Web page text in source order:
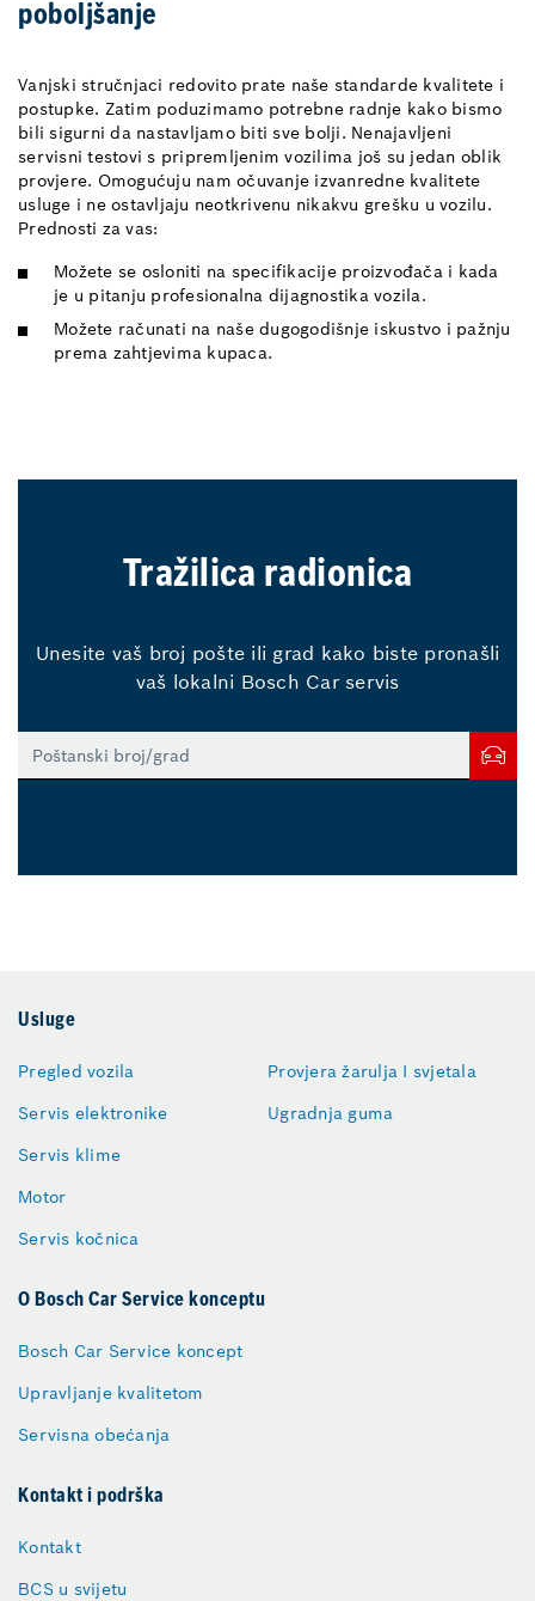
poboljšanje
Vanjski stručnjaci redovito prate naše standarde kvalitete i
postupke. Zatim poduzimamo potrebne radnje kako bismo
bili sigurni da nastavljamo biti sve bolji. Nenajavljeni
servisni testovi s pripremljenim vozilima još su jedan oblik
provjere. Omogućuju nam očuvanje izvanredne kvalitete
usluge i ne ostavljaju neotkrivenu nikakvu grešku u vozilu.
Prednosti za vas:
Možete se osloniti na specifikacije proizvođača i kada
je u pitanju profesionalna dijagnostika vozila.
Možete računati na naše dugogodišnje iskustvo i pažnju
prema zahtjevima kupaca.
Tražilica radionica
Unesite vaš broj pošte ili grad kako biste pronašli
vaš lokalni Bosch Car servis
Usluge
Pregled vozila
Servis elektronike
Servis klime
Motor
Servis kočnica
Provjera žarulja I svjetala
Ugradnja guma
O Bosch Car Service konceptu
Bosch Car Service koncept
Upravljanje kvalitetom
Servisna obećanja
Kontakt i podrška
Kontakt
BCS u svijetu